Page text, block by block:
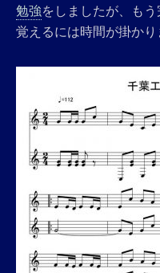
勉強をしましたが、も
覚えるには時間が掛か